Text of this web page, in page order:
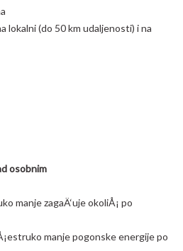
lokalni (do 50 km udaljenosti) i na
osobnim
manje zagaÄ‘uje okoliÅ¡ po
manje pogonske energije po